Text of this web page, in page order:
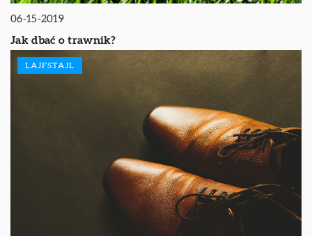
06-15-2019
Jak dbać o trawnik?
LAJFSTAJL